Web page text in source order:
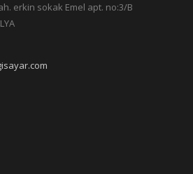
erkin sokak Emel apt. no:3/B